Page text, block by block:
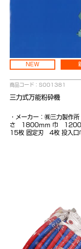
NEW
商品コード：S001381
三力式万能粉砕機
・メーカー：㈱三力製
さ 1800ｍｍ 巾 1200
15枚 固定刃 4枚 投入